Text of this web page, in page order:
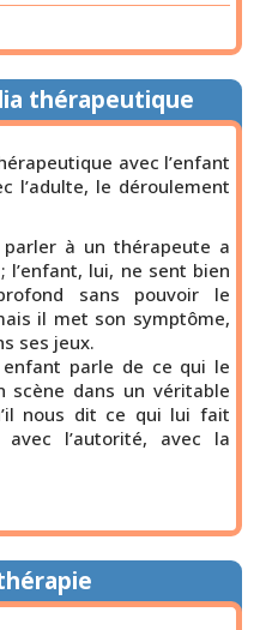
thérapeutique
avec l’enfant
l’adulte, le déroulement
parler à un thérapeute a
l’enfant, lui, ne sent bien
sans pouvoir le
il met son symptôme,
ses jeux.
parle de ce qui le
scène dans un véritable
nous dit ce qui lui fait
l’autorité, avec la